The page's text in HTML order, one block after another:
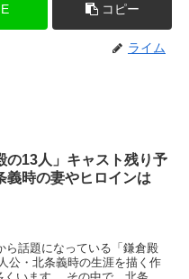
コピー
ライム
の13人」キャスト残り予
義時の妻やヒロインは
ら話題になっている「鎌倉殿
公・北条義時の生涯を描く作